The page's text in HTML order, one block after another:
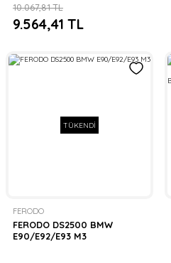
9.564,41 TL
10.067,81 TL
TÜKENDİ
FERODO
FERODO DS2500 BMW
E90/E92/E93 M3